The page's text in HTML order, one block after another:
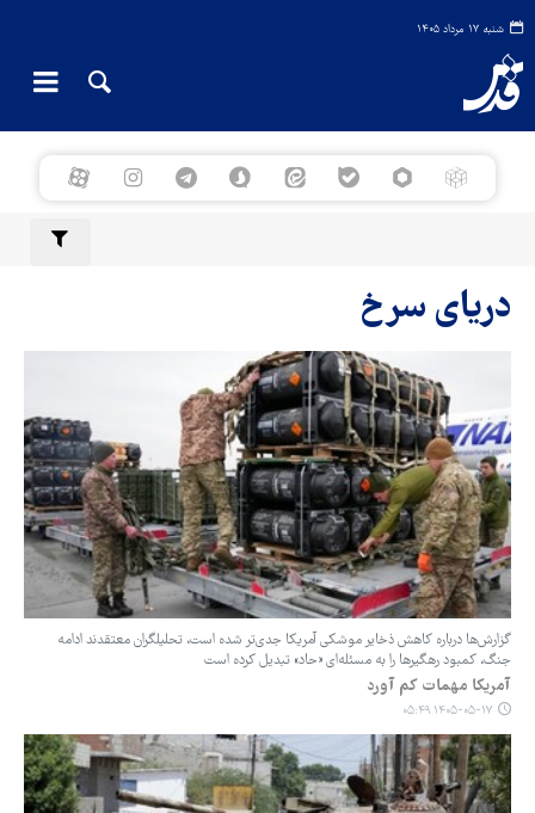
شنبه ۱۷ مرداد ۱۴۰۵
دریای سرخ
گزارش‌ها درباره کاهش ذخایر موشکی آمریکا جدی‌تر شده است، تحلیلگران معتقدند ادامه
جنگ، کمبود رهگیرها را به مسئله‌ای «حاد» تبدیل کرده است
آمریکا مهمات کم آورد
۱۴۰۵-۰۵-۱۷ ۰۵:۴۹